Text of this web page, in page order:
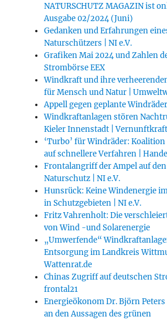
NATURSCHUTZ MAGAZIN ist
Ausgabe 02/2024 (Juni)
Gedanken und Erfahrungen
Naturschützers | NI e.V.
Grafiken Mai 2024 und Zahlen
Strombörse EEX
Windkraft und ihre
für Mensch und Natur |
Appell gegen geplante
Windkraftanlagen stören
Kieler Innenstadt | Vernunftkraft
‘Turbo’ für Windräder:
auf schnellere Verfahren |
Frontalangriff der Ampel auf den
Naturschutz | NI e.V.
Hunsrück: Keine Windenergie
in Schutzgebieten | NI e.V.
Fritz Vahrenholt: Die
von Wind -und Solarenergie
„Umwerfende“
Entsorgung im Landkreis
Wattenrat.de
Chinas Zugriff auf deutschen
frontal21
Energieökonom Dr. Björn
an den Aussagen des grünen